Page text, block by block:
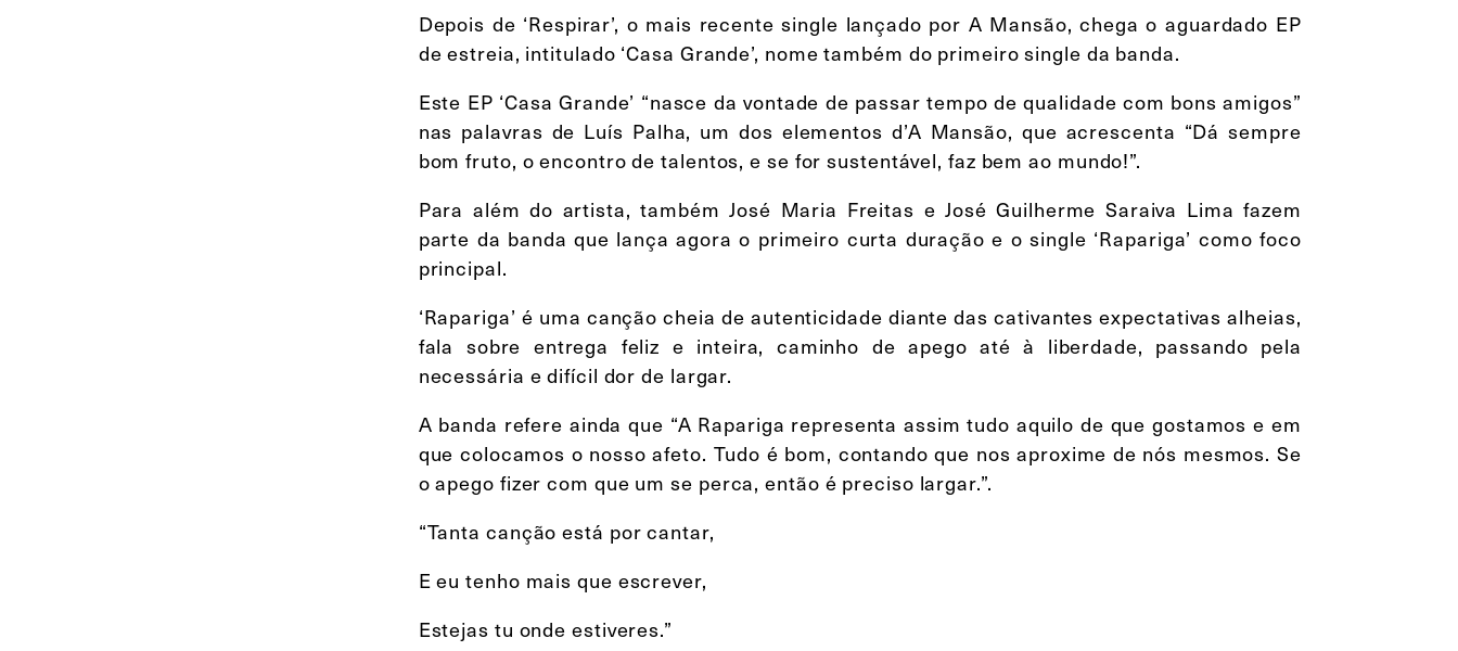
Depois de ‘Respirar’, o mais recente single lançado por A Mansão, chega o aguardado EP
de estreia, intitulado ‘Casa Grande’, nome também do primeiro single da banda.
Este EP ‘Casa Grande’ “nasce da vontade de passar tempo de qualidade com bons amigos”
nas palavras de Luís Palha, um dos elementos d’A Mansão, que acrescenta “Dá sempre
bom fruto, o encontro de talentos, e se for sustentável, faz bem ao mundo!”.
Para além do artista, também José Maria Freitas e José Guilherme Saraiva Lima fazem
parte da banda que lança agora o primeiro curta duração e o single ‘Rapariga’ como foco
principal.
‘Rapariga’ é uma canção cheia de autenticidade diante das cativantes expectativas alheias,
fala sobre entrega feliz e inteira, caminho de apego até à liberdade, passando pela
necessária e difícil dor de largar.
A banda refere ainda que “A Rapariga representa assim tudo aquilo de que gostamos e em
que colocamos o nosso afeto. Tudo é bom, contando que nos aproxime de nós mesmos. Se
o apego fizer com que um se perca, então é preciso largar.”.
“Tanta canção está por cantar,
E eu tenho mais que escrever,
Estejas tu onde estiveres.”